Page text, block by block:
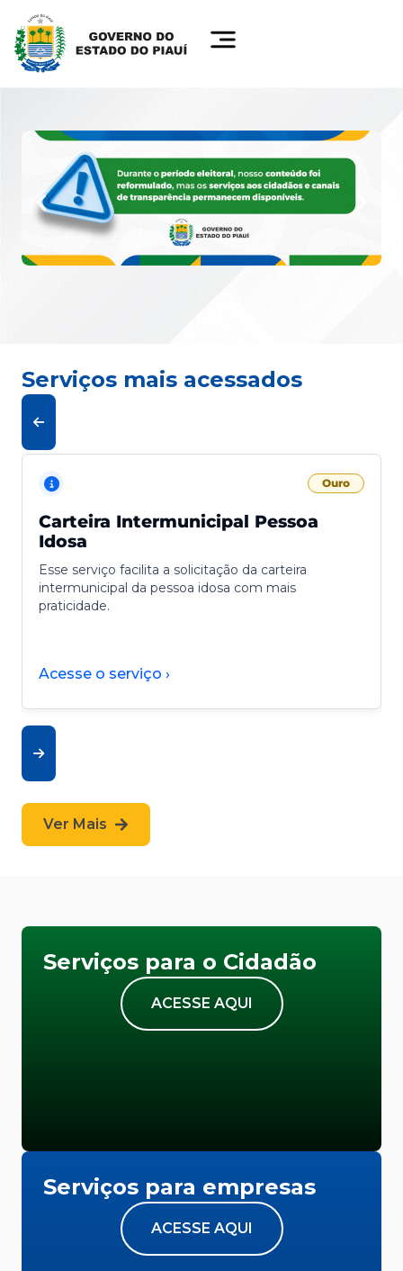
Serviços mais acessados
Ouro
Carteira Intermunicipal Pessoa
Idosa
Esse serviço facilita a solicitação da carteira
intermunicipal da pessoa idosa com mais
praticidade.
Acesse o serviço ›
Ver Mais
Serviços para o Cidadão
ACESSE AQUI
Serviços para empresas
ACESSE AQUI